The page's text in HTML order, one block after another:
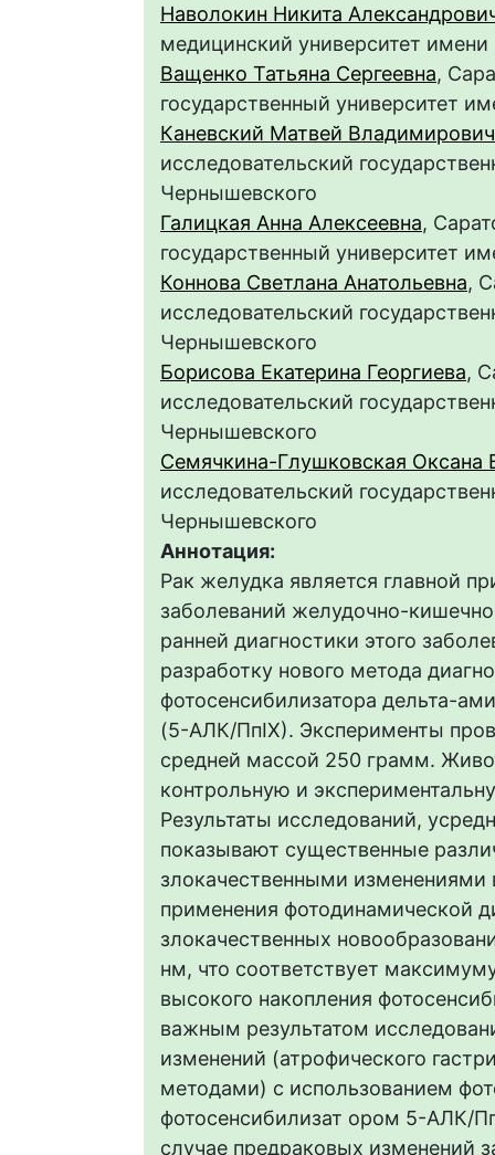
Наволокин Никита
медицинский университет
Ващенко Татьяна Сергеевна,
государственный университет
Каневский Матвей Владимирович
исследовательский
Чернышевского
Галицкая Анна Алексеевна,
государственный университет
Коннова Светлана Анатольевна,
исследовательский
Чернышевского
Борисова Екатерина Георгиева,
исследовательский
Чернышевского
Семячкина-Глушковская Оксана
исследовательский
Чернышевского
Аннотация:
Рак желудка является главной
заболеваний желудочно-
ранней диагностики этого
разработку нового метода
фотосенсибилизатора дельта-
(5-АЛК/ПпIX). Эксперименты
средней массой 250 грамм.
контрольную и
Результаты исследований,
показывают существенные
злокачественными
применения фотодинамической
злокачественных
нм, что соответствует
высокого накопления
важным результатом
изменений (атрофического
методами) с использованием
фотосенсибилизат ором 5-АЛК/
случае предраковых изменений